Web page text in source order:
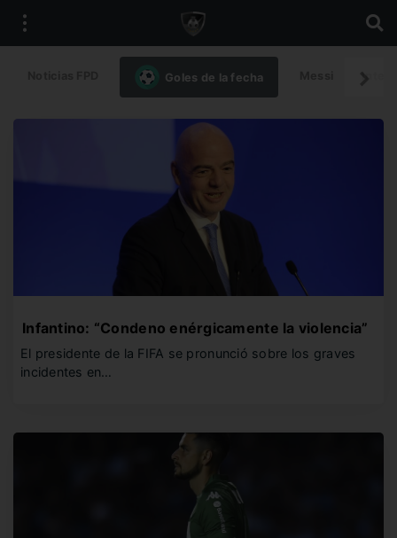
Goles de la fecha
Infantino: “Condeno enérgicamente la violencia”
El presidente de la FIFA se pronunció sobre los graves
incidentes en…